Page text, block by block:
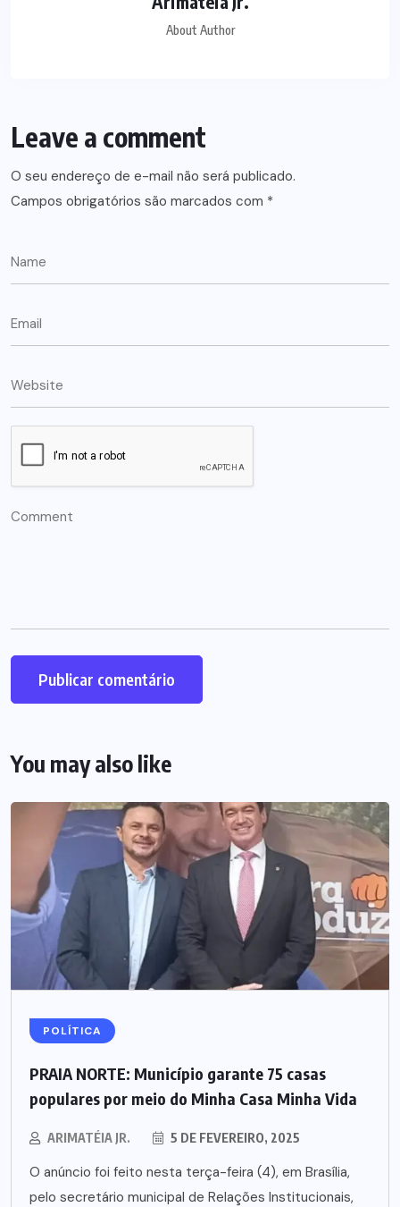
About Author
Leave a comment
O seu endereço de e-mail não será publicado.
Campos obrigatórios são marcados com *
You may also like
POLÍTICA
PRAIA NORTE: Município garante 75 casas
populares por meio do Minha Casa Minha Vida
ARIMATÉIA JR. 5 DE FEVEREIRO, 2025
O anúncio foi feito nesta terça-feira (4), em Brasília,
pelo secretário municipal de Relações Institucionais,